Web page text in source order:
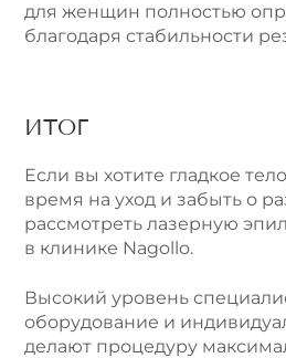
для женщин полностью
благодаря стабильности
ИТОГ
Если вы хотите гладкое
время на уход и забыть о
рассмотреть лазерную
в клинике Nagollo.
Высокий уровень
оборудование и
делают процедуру